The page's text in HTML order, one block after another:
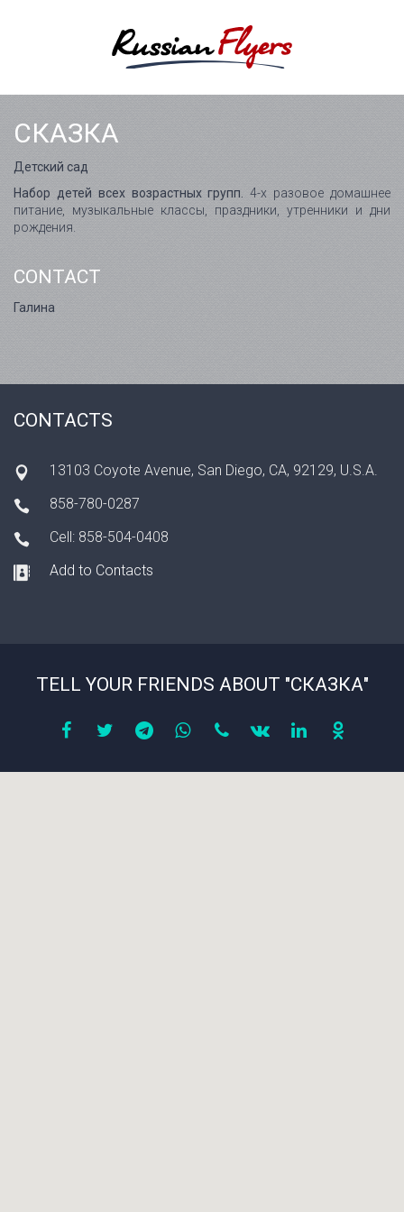
СКАЗКА
Детский сад
Набор детей всех возрастных групп.
4-х разовое домашнее
питание, музыкальные классы, праздники, утренники и дни
рождения.
CONTACT
Галина
CONTACTS
13103 Coyote Avenue, San Diego, CA, 92129, U.S.A.
858-780-0287
Cell: 858-504-0408
Add to Contacts
TELL YOUR FRIENDS ABOUT "СКАЗКА"